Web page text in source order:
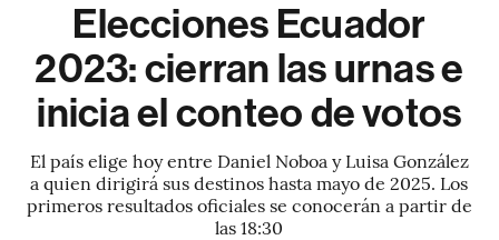
Elecciones Ecuador
2023: cierran las urnas e
inicia el conteo de votos
El país elige hoy entre Daniel Noboa y Luisa González
a quien dirigirá sus destinos hasta mayo de 2025. Los
primeros resultados oficiales se conocerán a partir de
las 18:30